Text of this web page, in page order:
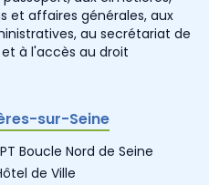
et affaires générales, aux
au secrétariat de
à l'accès au droit
sur-Seine
Boucle Nord de Seine
de Ville